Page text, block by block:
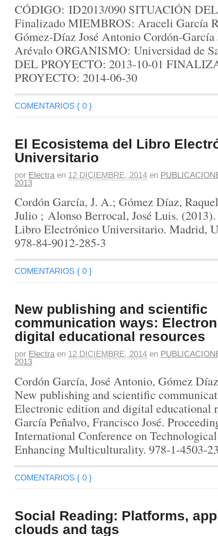
CÓDIGO: ID2013/090 SITUACIÓN
Finalizado MIEMBROS: Araceli García
Gómez-Díaz José Antonio Cordón-
Arévalo ORGANISMO: Universidad de
DEL PROYECTO: 2013-10-01
PROYECTO: 2014-06-30
COMENTARIOS { 0 }
El Ecosistema del Libro
Universitario
por Electra en 12 DICIEMBRE, 2014 en
2013
Cordón García, J. A.; Gómez Díaz,
Julio ; Alonso Berrocal, José Luis.
Libro Electrónico Universitario. Madrid,
978-84-9012-285-3
COMENTARIOS { 0 }
New publishing and scientific
communication ways:
digital educational resources
por Electra en 12 DICIEMBRE, 2014 en
2013
Cordón García, José Antonio, Gómez
New publishing and scientific
Electronic edition and digital educational
García Peñalvo, Francisco José.
International Conference on
Enhancing Multiculturality. 978-1-4503-
COMENTARIOS { 0 }
Social Reading: Platforms,
clouds and tags